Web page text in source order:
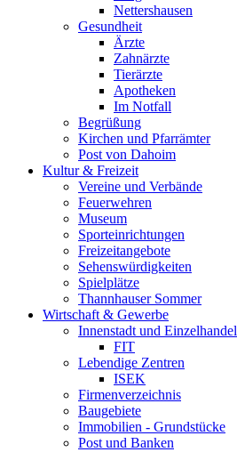
Nettershausen
Gesundheit
Ärzte
Zahnärzte
Tierärzte
Apotheken
Im Notfall
Begrüßung
Kirchen und Pfarrämter
Post von Dahoim
Kultur & Freizeit
Vereine und Verbände
Feuerwehren
Museum
Sporteinrichtungen
Freizeitangebote
Sehenswürdigkeiten
Spielplätze
Thannhauser Sommer
Wirtschaft & Gewerbe
Innenstadt und Einzelhandel
FIT
Lebendige Zentren
ISEK
Firmenverzeichnis
Baugebiete
Immobilien - Grundstücke
Post und Banken